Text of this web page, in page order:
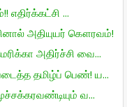
எதிர்க்கட்சி ...
அதியுயர் கௌரவம்!
அதிர்ச்சி வை...
தமிழ்ப் பெண்! ய...
வ...